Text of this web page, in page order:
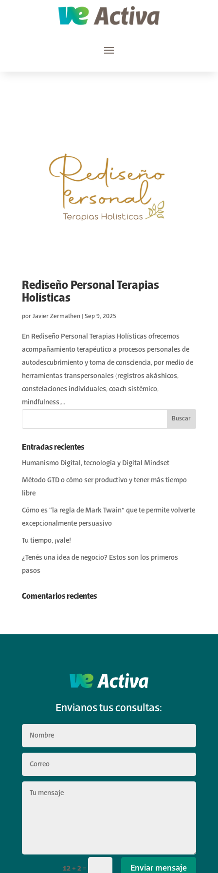
Rediseño Personal Terapias
Holísticas
por Javier Zermathen| Sep 9, 2025
En Rediseño Personal Terapias Holísticas ofrecemos
acompañamiento terapéutico a procesos personales de
autodescubrimiento y toma de consciencia, por medio de
herramientas transpersonales (registros akáshicos,
constelaciones individuales, coach sistémico,
mindfulness,...
Entradas recientes
Humanismo Digital, tecnología y Digital Mindset
Método GTD o cómo ser productivo y tener más tiempo
libre
Cómo es “la regla de Mark Twain” que te permite volverte
excepcionalmente persuasivo
Tu tiempo, ¡vale!
¿Tenés una idea de negocio? Estos son los primeros
pasos
Comentarios recientes
Envianos tus consultas:
12 + 2= Enviar mensaje